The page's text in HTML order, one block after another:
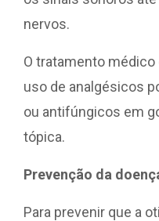
nervos.
O tratamento
uso de analgésicos
ou antifúngicos em
tópica.
Prevenção da
Para prevenir que a